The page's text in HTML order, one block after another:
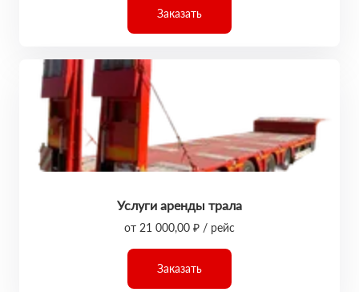
Заказать
Услуги аренды трала
от 21 000,00 ₽ / рейс
Заказать